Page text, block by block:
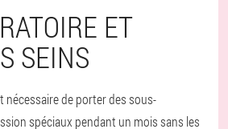
ET
SEINS
nécessaire de porter des sous-
spéciaux pendant un mois sans les